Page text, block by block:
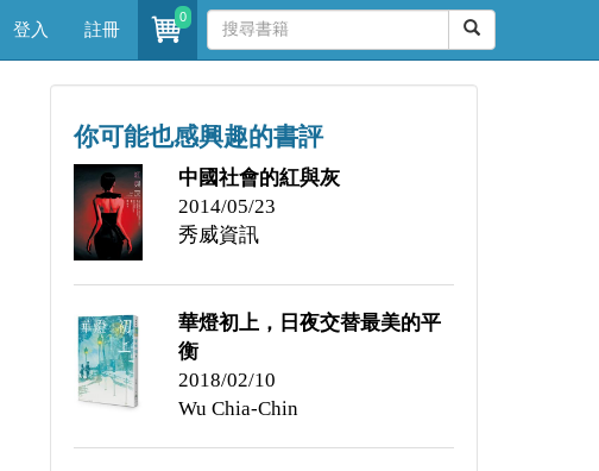
登入 註冊
0
你可能也感興趣的書評
中國社會的紅與灰
2014/05/23
秀威資訊
華燈初上，日夜交替最美的平
衡
2018/02/10
Wu Chia-Chin